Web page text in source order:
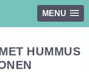
MENU
HUMMUS